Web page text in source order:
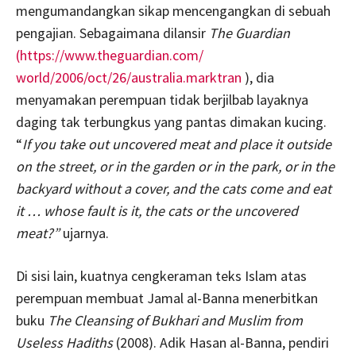
mengumandangkan sikap mencengangkan di sebuah
pengajian. Sebagaimana dilansir The Guardian
(https://www.theguardian.com/
world/2006/oct/26/australia.marktran ), dia
menyamakan perempuan tidak berjilbab layaknya
daging tak terbungkus yang pantas dimakan kucing.
“If you take out uncovered meat and place it outside
on the street, or in the garden or in the park, or in the
backyard without a cover, and the cats come and eat
it … whose fault is it, the cats or the uncovered
meat?”ujarnya.
Di sisi lain, kuatnya cengkeraman teks Islam atas
perempuan membuat Jamal al-Banna menerbitkan
buku The Cleansing of Bukhari and Muslim from
Useless Hadiths(2008). Adik Hasan al-Banna, pendiri